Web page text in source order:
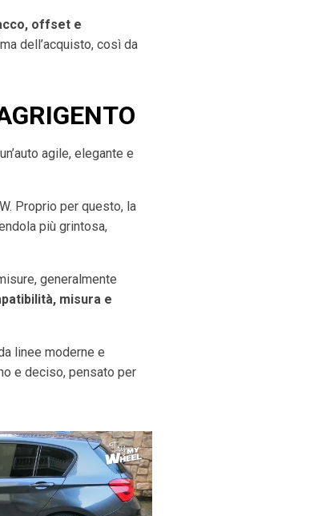
offset e
dell’acquisto, così da
agile, elegante e
Proprio per questo, la
più grintosa,
generalmente
misura e
linee moderne e
e deciso, pensato per